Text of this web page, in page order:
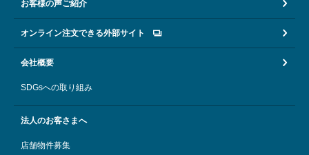
お客様の声ご紹介
オンライン注文できる外部サイト
会社概要
SDGsへの取り組み
法人のお客さまへ
店舗物件募集